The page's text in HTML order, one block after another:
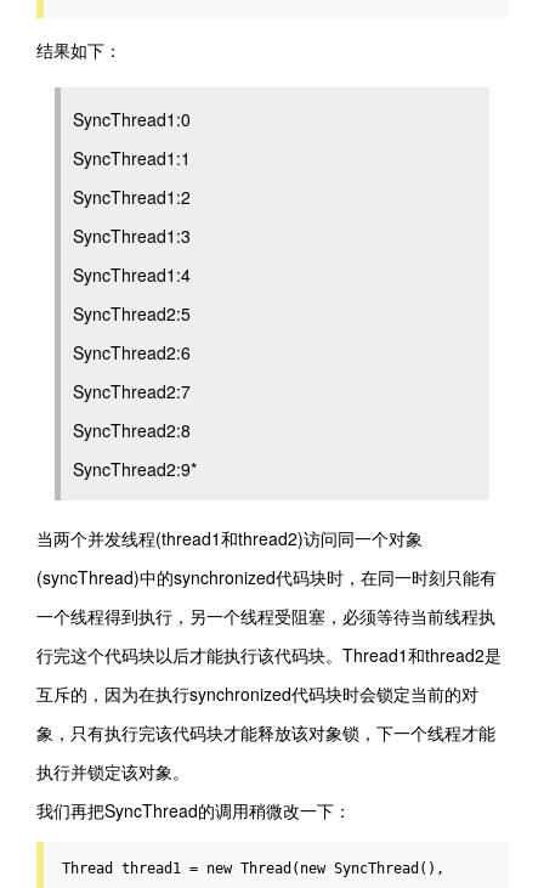
结果如下：
SyncThread1:0
SyncThread1:1
SyncThread1:2
SyncThread1:3
SyncThread1:4
SyncThread2:5
SyncThread2:6
SyncThread2:7
SyncThread2:8
SyncThread2:9*
当两个并发线程(thread1和thread2)访问同一个对象
(syncThread)中的synchronized代码块时，在同一时刻只能有
一个线程得到执行，另一个线程受阻塞，必须等待当前线程执
行完这个代码块以后才能执行该代码块。Thread1和thread2是
互斥的，因为在执行synchronized代码块时会锁定当前的对
象，只有执行完该代码块才能释放该对象锁，下一个线程才能
执行并锁定该对象。
我们再把SyncThread的调用稍微改一下：
Thread thread1 = new Thread ( new